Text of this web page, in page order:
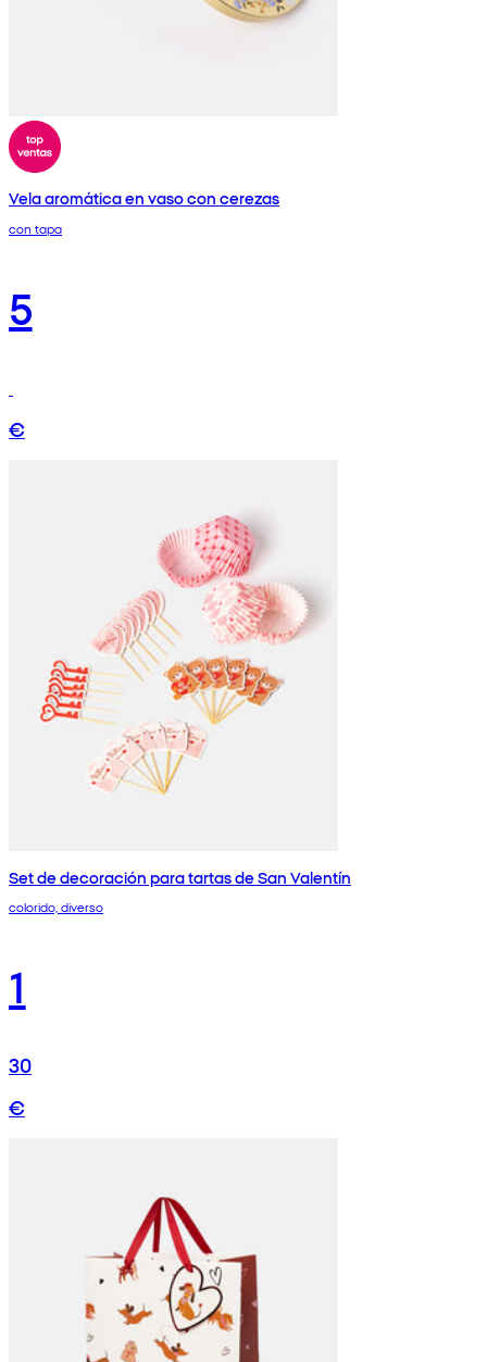
Vela aromática en vaso con cerezas
con tapa
5
€
Set de decoración para tartas de San Valentín
colorido, diverso
1
30
€